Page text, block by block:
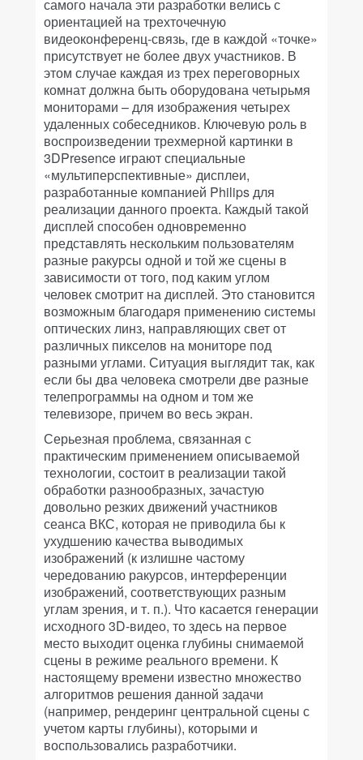
самого начала эти разработки велись с
ориентацией на трехточечную
видеоконференц-связь, где в каждой «точке»
присутствует не более двух участников. В
этом случае каждая из трех переговорных
комнат должна быть оборудована четырьмя
мониторами – для изображения четырех
удаленных собеседников. Ключевую роль в
воспроизведении трехмерной картинки в
3DPresence играют специальные
«мультиперспективные» дисплеи,
разработанные компанией Philips для
реализации данного проекта. Каждый такой
дисплей способен одновременно
представлять нескольким пользователям
разные ракурсы одной и той же сцены в
зависимости от того, под каким углом
человек смотрит на дисплей. Это становится
возможным благодаря применению системы
оптических линз, направляющих свет от
различных пикселов на мониторе под
разными углами. Ситуация выглядит так, как
если бы два человека смотрели две разные
телепрограммы на одном и том же
телевизоре, причем во весь экран.
Серьезная проблема, связанная с
практическим применением описываемой
технологии, состоит в реализации такой
обработки разнообразных, зачастую
довольно резких движений участников
сеанса ВКС, которая не приводила бы к
ухудшению качества выводимых
изображений (к излишне частому
чередованию ракурсов, интерференции
изображений, соответствующих разным
углам зрения, и т. п.). Что касается генерации
исходного 3D-видео, то здесь на первое
место выходит оценка глубины снимаемой
сцены в режиме реального времени. К
настоящему времени известно множество
алгоритмов решения данной задачи
(например, рендеринг центральной сцены с
учетом карты глубины), которыми и
воспользовались разработчики.